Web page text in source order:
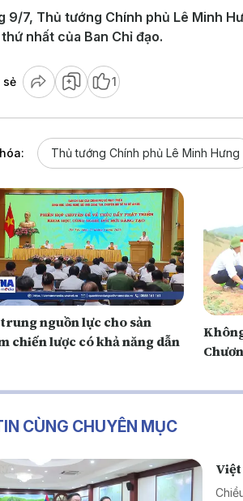
9/7, Thủ tướng Chính phủ Lê Minh
nhất của Ban Chỉ đạo.
sẻ 1
Thủ tướng Chính phủ Lê Minh Hưng
nguồn lực cho sản
chiến lược có khả năng dẫn
CÙNG CHUYÊN MỤC